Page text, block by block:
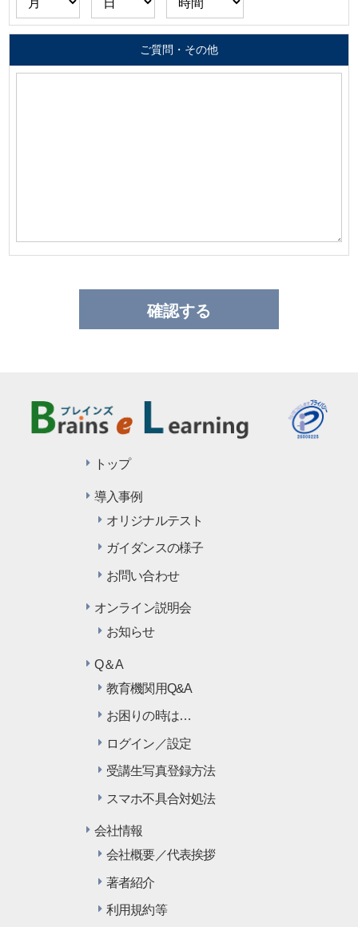
ご質問・その他
トップ
導入事例
オリジナルテスト
ガイダンスの様子
お問い合わせ
オンライン説明会
お知らせ
Q＆A
教育機関用Q&A
お困りの時は…
ログイン／設定
受講生写真登録方法
スマホ不具合対処法
会社情報
会社概要／代表挨拶
著者紹介
利用規約等